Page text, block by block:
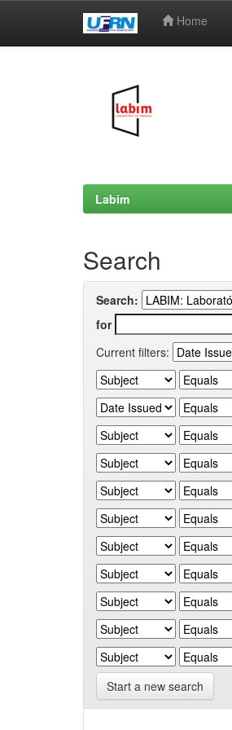
Home
Labim
Search
Search:
for
Current filters:
Start a new search